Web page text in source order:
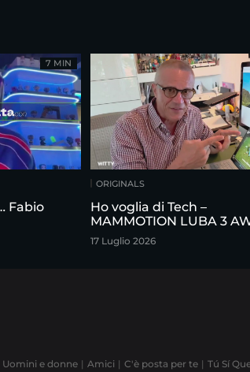
Fabio
7 MIN
ORIGINALS
Ho voglia di Tech –
MAMMOTION LUBA 3
17 Luglio 2026
Uomini e donne Amici C'è posta per te Tú Sí